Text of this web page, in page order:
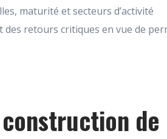
maturité et secteurs d’activité
des retours critiques en vue de
de